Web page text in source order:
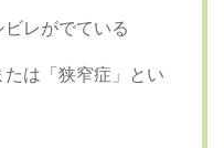
レがでている
は「狭窄症」とい